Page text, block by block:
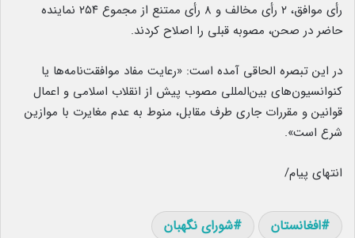
رأی موافق، ۲ رأی مخالف و ۸ رأی ممتنع از مجموع ۲۵۴ نماینده
حاضر در صحن، مصوبه قبلی را اصلاح کردند.
در این تبصره الحاقی آمده است: «رعایت مفاد موافقت‌نامه‌ها یا
کنوانسیون‌های بین‌المللی مصوب پیش از انقلاب اسلامی و اعمال
قوانین و مقررات جاری طرف مقابل، منوط به عدم مغایرت با موازین
شرع است».
انتهای پیام/
افغانستان
شورای نگهبان